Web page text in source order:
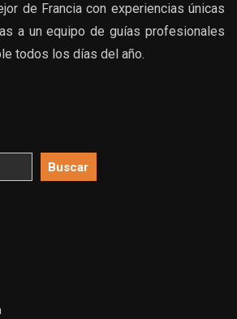
de Francia con experiencias únicas
a un equipo de guías profesionales
todos los días del año.
Buscar